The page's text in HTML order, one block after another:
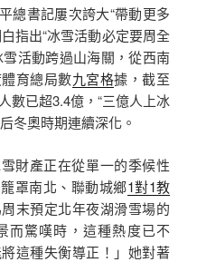
總書記屢次誇大“帶動更多
指出“冰雪活動必定要周全
活動跨過山海關，從西南
育總局數九宮格據，截至
數已超3.4億，“三億人上冰
冬奧時期連續深化。
財產正在從單一的季候性
罩南北、聯動城鄉1對1教
末預定北年夜湖滑雪場的
而驚嘆時，這種熱度已不
這種失衡導正！」她對著